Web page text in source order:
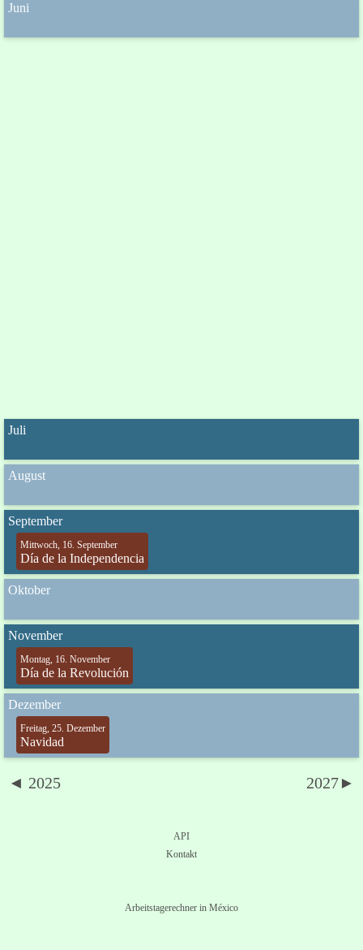
Juni
Juli
August
September
Mittwoch, 16. September
Día de la Independencia
Oktober
November
Montag, 16. November
Día de la Revolución
Dezember
Freitag, 25. Dezember
Navidad
◄ 2025 2027►
API
Kontakt
Arbeitstagerechner in México